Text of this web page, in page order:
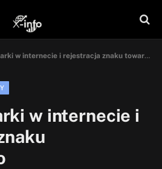
w internecie i rejestracja znaku towarowego
w internecie i